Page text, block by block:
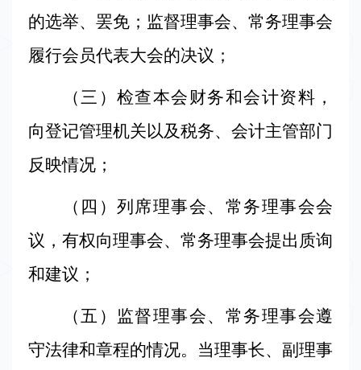
的选举、罢免；监督理事会、常务理事会
履行会员代表大会的决议；
（三）检查本会财务和会计资料，
向登记管理机关以及税务、会计主管部门
反映情况；
（四）列席理事会、常务理事会会
议，有权向理事会、常务理事会提出质询
和建议；
（五）监督理事会、常务理事会遵
守法律和章程的情况。当理事长、副理事